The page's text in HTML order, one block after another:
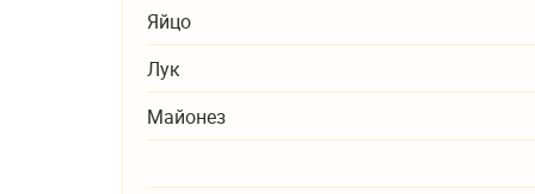
Яйцо
Лук
Майонез